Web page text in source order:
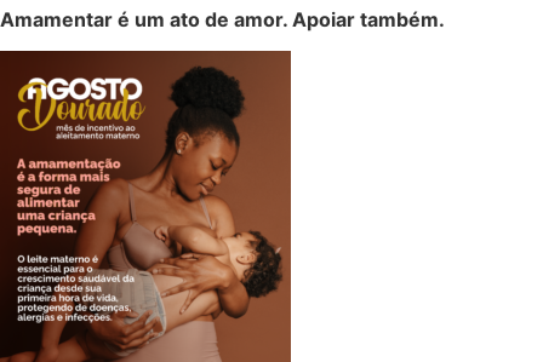
Amamentar é um ato de amor. Apoiar também.